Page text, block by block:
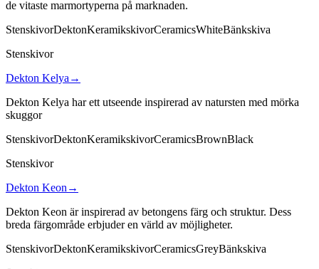
de vitaste marmortyperna på marknaden.
StenskivorDektonKeramikskivorCeramicsWhiteBänkskiva
Stenskivor
Dekton Kelya →
Dekton Kelya har ett utseende inspirerad av natursten med mörka
skuggor
StenskivorDektonKeramikskivorCeramicsBrownBlack
Stenskivor
Dekton Keon →
Dekton Keon är inspirerad av betongens färg och struktur. Dess
breda färgområde erbjuder en värld av möjligheter.
StenskivorDektonKeramikskivorCeramicsGreyBänkskiva